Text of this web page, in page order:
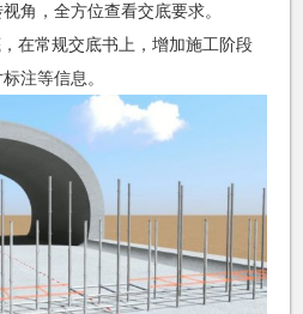
角，全方位查看交底要求。
在常规交底书上，增加施工阶段
注等信息。